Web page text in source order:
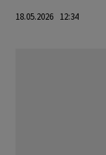
18.05.2026 12:34